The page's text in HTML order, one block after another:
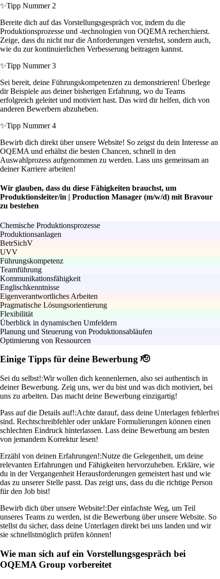
✨Tipp Nummer 2
Bereite dich auf das Vorstellungsgespräch vor, indem du die
Produktionsprozesse und -technologien von OQEMA recherchierst.
Zeige, dass du nicht nur die Anforderungen verstehst, sondern auch,
wie du zur kontinuierlichen Verbesserung beitragen kannst.
✨Tipp Nummer 3
Sei bereit, deine Führungskompetenzen zu demonstrieren! Überlege
dir Beispiele aus deiner bisherigen Erfahrung, wo du Teams
erfolgreich geleitet und motiviert hast. Das wird dir helfen, dich von
anderen Bewerbern abzuheben.
✨Tipp Nummer 4
Bewirb dich direkt über unsere Website! So zeigst du dein Interesse an
OQEMA und erhältst die besten Chancen, schnell in den
Auswahlprozess aufgenommen zu werden. Lass uns gemeinsam an
deiner Karriere arbeiten!
Wir glauben, dass du diese Fähigkeiten brauchst, um
Produktionsleiter/in | Production Manager (m/w/d) mit Bravour
zu bestehen
Chemische Produktionsprozesse
Produktionsanlagen
BetrSichV
UVV
Führungskompetenz
Teamführung
Kommunikationsfähigkeit
Englischkenntnisse
Eigenverantwortliches Arbeiten
Pragmatische Lösungsorientierung
Flexibilität
Überblick in dynamischen Umfeldern
Planung und Steuerung von Produktionsabläufen
Optimierung von Ressourcen
Einige Tipps für deine Bewerbung 🫡
Sei du selbst!:Wir wollen dich kennenlernen, also sei authentisch in
deiner Bewerbung. Zeig uns, wer du bist und was dich motiviert, bei
uns zu arbeiten. Das macht deine Bewerbung einzigartig!
Pass auf die Details auf!:Achte darauf, dass deine Unterlagen fehlerfrei
sind. Rechtschreibfehler oder unklare Formulierungen können einen
schlechten Eindruck hinterlassen. Lass deine Bewerbung am besten
von jemandem Korrektur lesen!
Erzähl von deinen Erfahrungen!:Nutze die Gelegenheit, um deine
relevanten Erfahrungen und Fähigkeiten hervorzuheben. Erkläre, wie
du in der Vergangenheit Herausforderungen gemeistert hast und wie
das zu unserer Stelle passt. Das zeigt uns, dass du die richtige Person
für den Job bist!
Bewirb dich über unsere Website!:Der einfachste Weg, um Teil
unseres Teams zu werden, ist die Bewerbung über unsere Website. So
stellst du sicher, dass deine Unterlagen direkt bei uns landen und wir
sie schnellstmöglich prüfen können!
Wie man sich auf ein Vorstellungsgespräch bei
OQEMA Group vorbereitet